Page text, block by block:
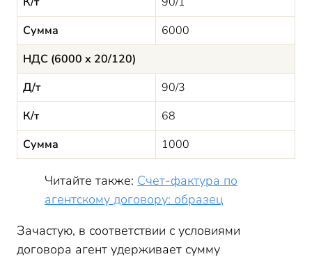
Сумма
6000
НДС (6000 х 20/120)
Д/т
90/3
К/т
68
Сумма
1000
Читайте также: Счет-фактура по
агентскому договору: образец
Зачастую, в соответствии с условиями
договора агент удерживает сумму